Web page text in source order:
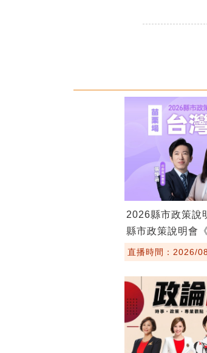
2026縣市政策說
縣市政策說明會
直播時間：2026/